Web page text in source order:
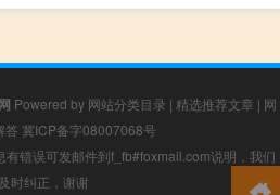
Powered by 网站分类目录 | 精选推荐文章 | 网
答 冀ICP备字08007068号
错误可发邮件到f_fb#foxmail.com说明，我们
时纠正，谢谢